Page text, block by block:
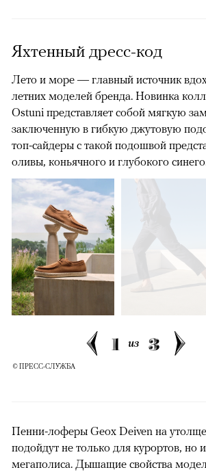
Яхтенный дресс-код
Лето и море — главный источник
летних моделей бренда. Новинка
Ostuni представляет собой мягкую
заключенную в гибкую джутовую
топ-сайдеры с такой подошвой
оливы, коньячного и глубокого
1 из 3
© ПРЕСС-СЛУЖБА
Пенни-лоферы Geox Deiven на
подойдут не только для курортов, но
мегаполиса. Дышащие свойства